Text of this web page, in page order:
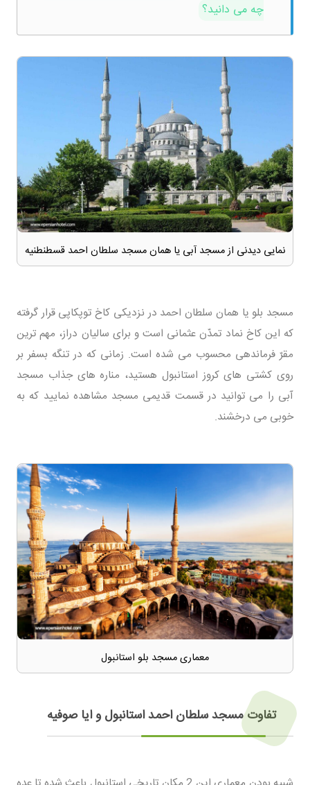
چه می دانید؟
نمایی دیدنی از مسجد آبی یا همان مسجد سلطان احمد قسطنطنیه
مسجد بلو یا همان سلطان احمد در نزدیکی کاخ توپکاپی قرار گرفته
که این کاخ نماد تمدّن عثمانی است و برای سالیان دراز، مهم ترین
مقرّ فرماندهی محسوب می شده است. زمانی که در تنگه بسفر بر
روی کشتی های کروز استانبول هستید، مناره های جذاب مسجد
آبی را می توانید در قسمت قدیمی مسجد مشاهده نمایید که به
خوبی می درخشند.
معماری مسجد بلو استانبول
تفاوت مسجد سلطان احمد استانبول و ایا صوفیه